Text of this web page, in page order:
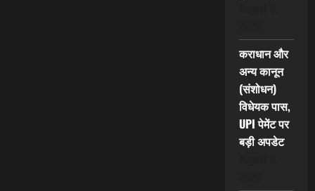
कराधान और
अन्य कानून
(संशोधन)
विधेयक पास,
UPI पेमेंट पर
बड़ी अपडेट